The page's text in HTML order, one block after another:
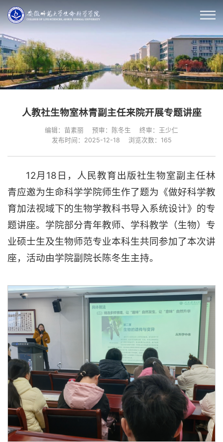
人教社生物室林青副主任来院开展专题讲座
编辑：苗素丽 预审：陈冬生
终审：王少仁
发布时间：2025-12-18
浏览次数： 165
12月18日，人民教育出版社生物室副主任林
青应邀为生命科学学院师生作了题为《做好科学教
育加法视域下的生物学教科书导入系统设计》的专
题讲座。学院部分青年教师、学科教学（生物）专
业硕士生及生物师范专业本科生共同参加了本次讲
座，活动由学院副院长陈冬生主持。